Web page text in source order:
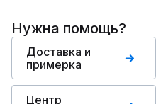
Нужна помощь?
Доставка и
примерка
Центр